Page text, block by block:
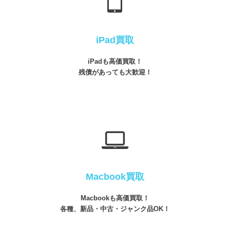
iPad買取
iPadも高価買取！
残債があっても大歓迎！
Macbook買取
Macbookも高価買取！
各種、新品・中古・ジャンク品OK！